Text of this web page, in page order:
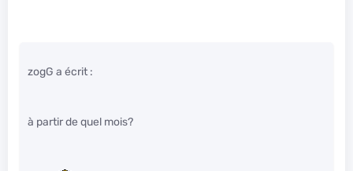
zogG a écrit :
à partir de quel mois?